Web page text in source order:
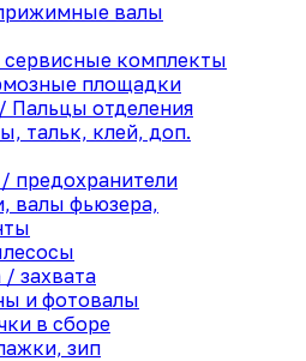
валы
комплекты
площадки
Пальцы отделения
тальк, клей, доп.
предохранители
валы фьюзера,
захвата
и фотовалы
в сборе
зип